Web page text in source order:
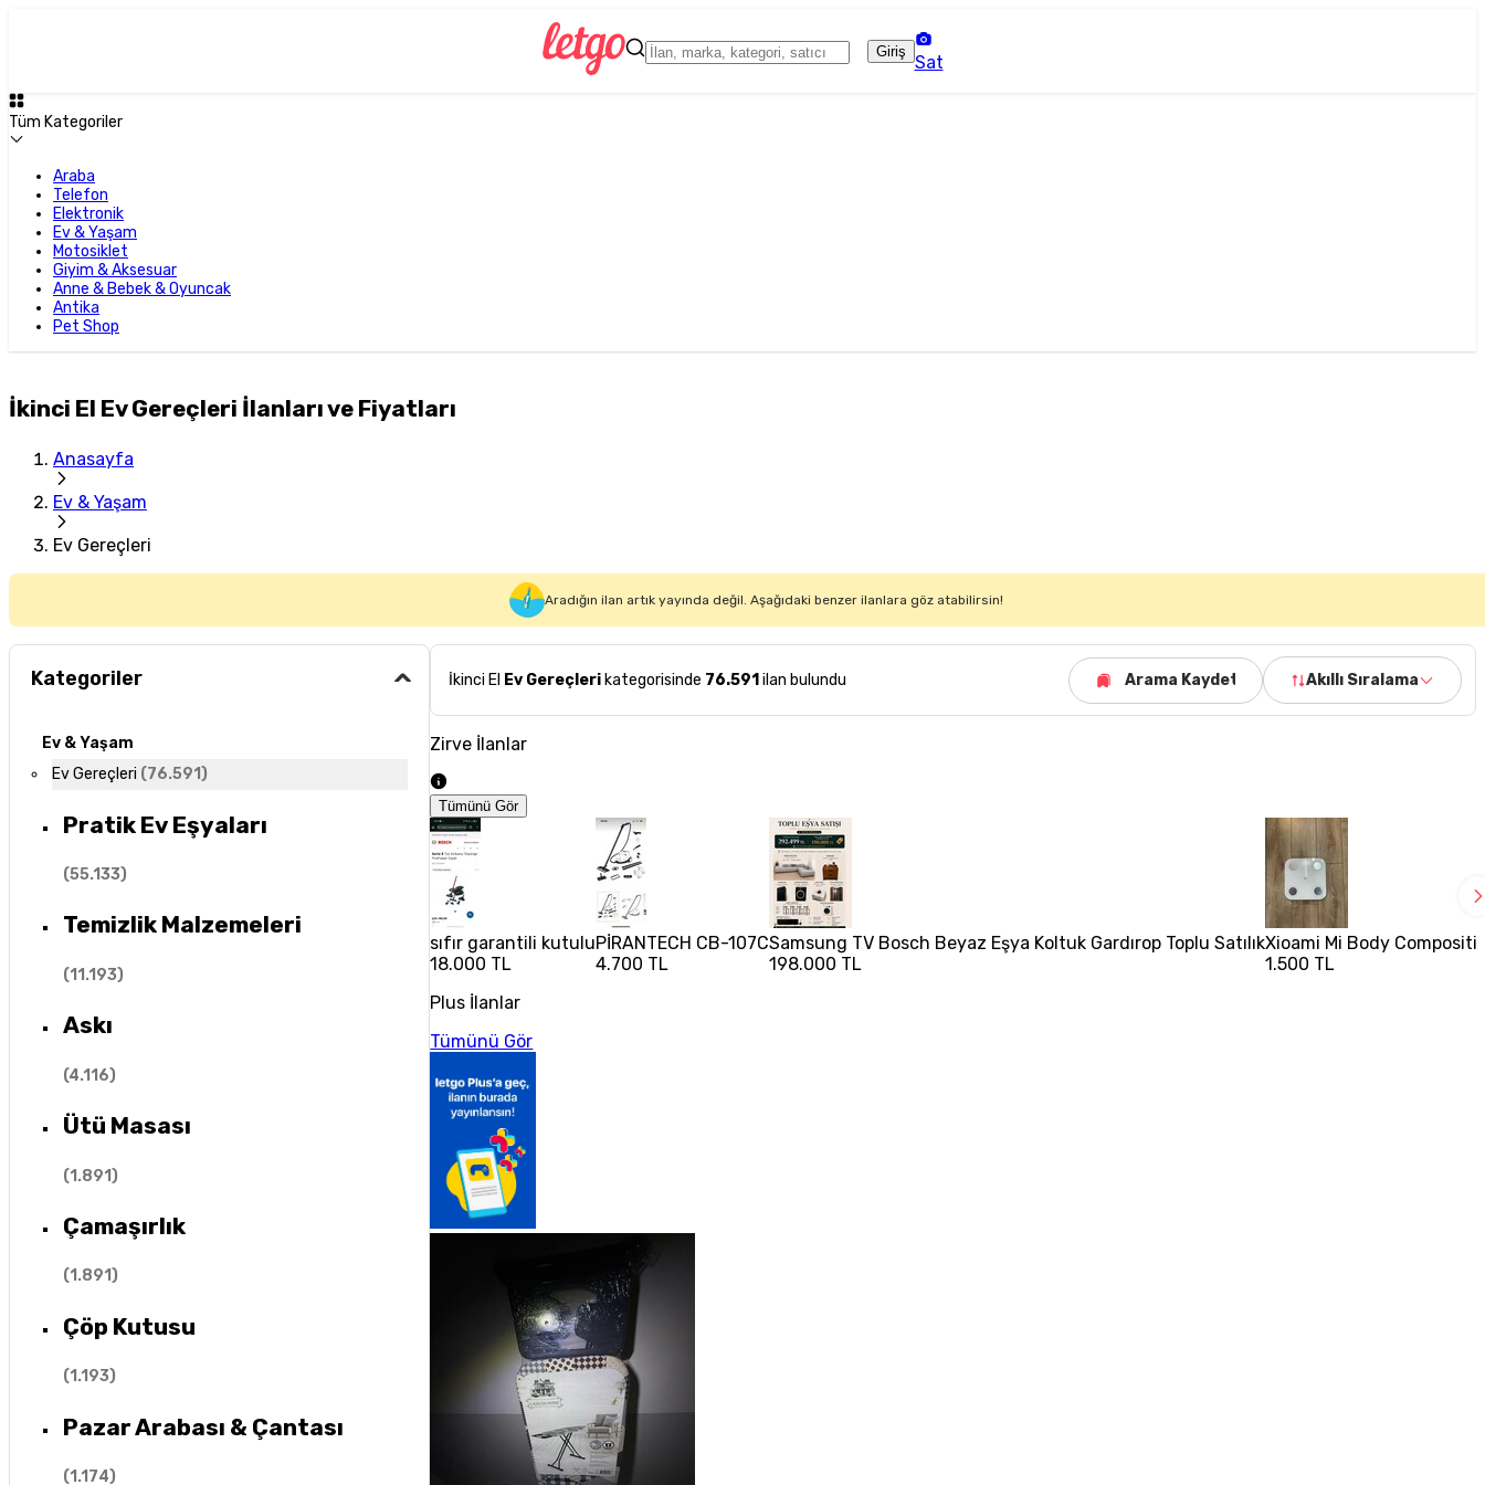
Giriş
Sat
Tüm Kategoriler
Araba
Telefon
Elektronik
Ev & Yaşam
Motosiklet
Giyim & Aksesuar
Anne & Bebek & Oyuncak
Antika
Pet Shop
İkinci El Ev Gereçleri İlanları ve Fiyatları
Anasayfa
Ev & Yaşam
Ev Gereçleri
Aradığın ilan artık yayında değil. Aşağıdaki benzer ilanlara göz atabilirsin!
Kategoriler
Ev & Yaşam
Ev Gereçleri (76.591)
Pratik Ev Eşyaları
(55.133)
Temizlik Malzemeleri
(11.193)
Askı
(4.116)
Ütü Masası
(1.891)
Çamaşırlık
(1.891)
Çöp Kutusu
(1.193)
Pazar Arabası & Çantası
(1.174)
İkinci El Ev Gereçleri kategorisinde 76.591 ilan bulundu Arama Kaydet Akıllı Sıralama
Zirve İlanlar
Tümünü Gör
sıfır garantili kutulu
18.000 TL
PİRANTECH CB-107C
4.700 TL
Samsung TV Bosch Beyaz Eşya Koltuk Gardırop Toplu Satılık
198.000 TL
Xioami Mi Body
1.500 TL
Plus İlanlar
Tümünü Gör